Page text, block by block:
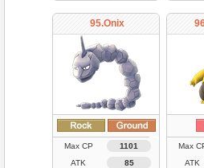
95.Onix
Max CP
1101
ATK
85
Max
ATK